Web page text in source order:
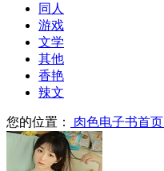
同人
游戏
文学
其他
香艳
辣文
您的位置： 肉色电子书首页